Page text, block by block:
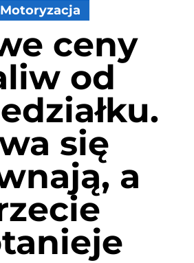
Motoryzacja
ceny
od
się
a